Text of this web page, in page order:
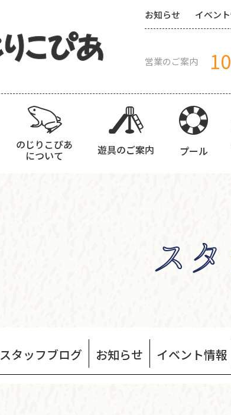
お知らせ イベン
営業のご案内
のじりこぴあ
について 遊具のご案内 プール
スタッフブログ お知らせ イベント情報